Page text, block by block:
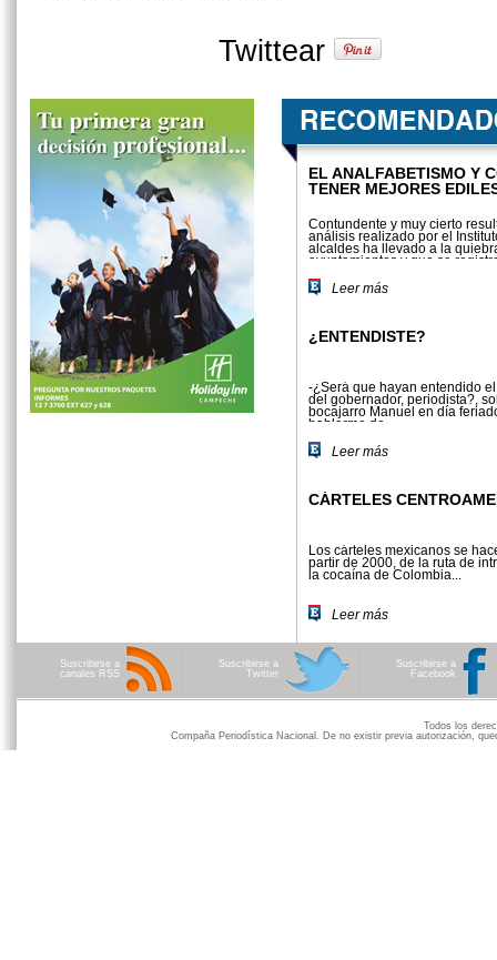
Twittear
EL ANALFABETISMO Y
TENER MEJORES
Contundente y muy cierto
análisis realizado por el
alcaldes ha llevado a la
ayuntamientos y que se
Leer más
¿ENTENDISTE?
-¿Será que hayan entendido
del gobernador, periodista?,
bocajarro Manuel en día
hablarme de...
Leer más
CÁRTELES
Los cárteles mexicanos se
partir de 2000, de la ruta de
la cocaína de Colombia...
Leer más
Suscribirse a
canales RSS
Suscribirse a
Twitter
Suscribirse a
Facebook
Todos los
Compaña Periodística Nacional. De no existir previa autorización,